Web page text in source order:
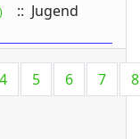
:: Jugend
Paginierungsliste
4 5 6 7 8